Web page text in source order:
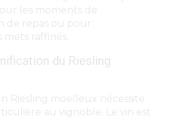
les moments de
de repas ou pour
raffinés.
du Riesling
Riesling moelleux nécessite
au vignoble. Le vin est